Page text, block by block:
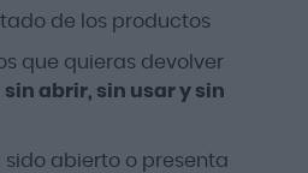
de los productos
que quieras devolver
sin abrir, sin usar y sin
sido abierto o presenta